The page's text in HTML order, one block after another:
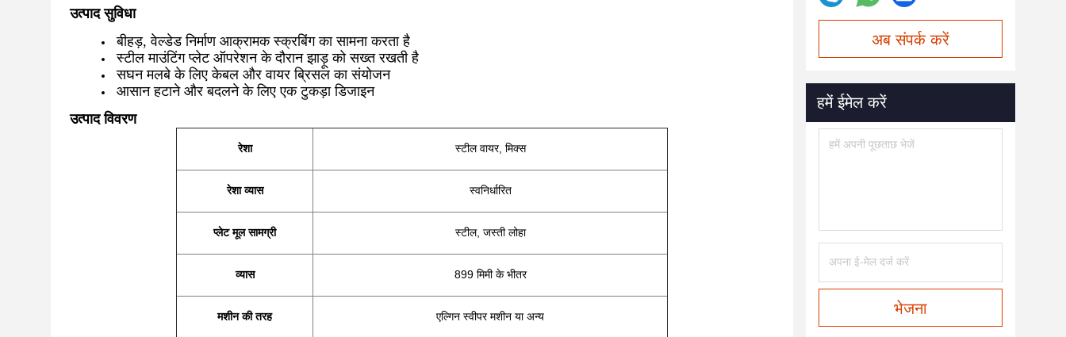
उत्पाद सुविधा
बीहड़, वेल्डेड निर्माण आक्रामक स्क्रबिंग का सामना करता है
स्टील माउंटिंग प्लेट ऑपरेशन के दौरान झाड़ू को सख्त रखती है
सघन मलबे के लिए केबल और वायर ब्रिसल का संयोजन
आसान हटाने और बदलने के लिए एक टुकड़ा डिजाइन
उत्पाद विवरण
रेशा स्टील वायर, मिक्स
रेशा व्यास स्वनिर्धारित
प्लेट मूल सामग्री स्टील, जस्ती लोहा
व्यास 899 मिमी के भीतर
मशीन की तरह एल्गिन स्वीपर मशीन या अन्य
अब संपर्क करें
हमें ईमेल करें
भेजना